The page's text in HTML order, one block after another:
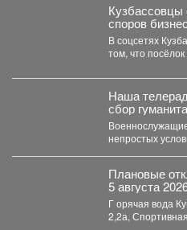
Кузбассовцы
споров
В соцсетях
том, что
Наша
сбор
СВО
непростых
Плановые
Г орячая вода Куйбышевский район: Бабушкина
2,2а,